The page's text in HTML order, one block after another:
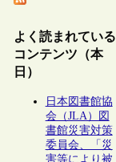
よく読まれている
コンテンツ（本
日）
日本図書館協
会（JLA）図
書館災害対策
委員会、「災
害等により被